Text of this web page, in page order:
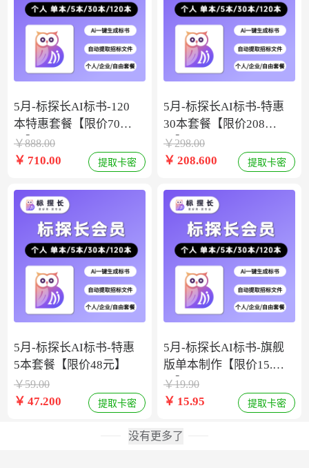
5月-标探长AI标书-120
本特惠套餐【限价708
元】
￥888.00
￥ 710.00 提取卡密
5月-标探长AI标书-特惠
5本套餐【限价48元】
￥59.00
￥ 47.200 提取卡密
5月-标探长AI标书-特惠
30本套餐【限价208
元】
￥298.00
￥ 208.600 提取卡密
5月-标探长AI标书-旗舰
版单本制作【限价15.9
元】
￥19.90
￥ 15.95 提取卡密
没有更多了